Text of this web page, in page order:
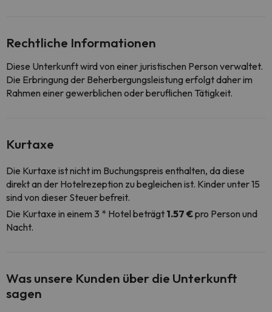
Rechtliche Informationen
Diese Unterkunft wird von einer juristischen Person verwaltet.
Die Erbringung der Beherbergungsleistung erfolgt daher im
Rahmen einer gewerblichen oder beruflichen Tätigkeit.
Kurtaxe
Die Kurtaxe ist nicht im Buchungspreis enthalten, da diese
direkt an der Hotelrezeption zu begleichen ist. Kinder unter 15
sind von dieser Steuer befreit.
Die Kurtaxe in einem 3 * Hotel beträgt 1.57 €pro Person und
Nacht.
Was unsere Kunden über die Unterkunft
sagen